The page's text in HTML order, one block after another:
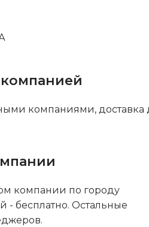
компаниями, доставка
компании по городу
- бесплатно. Остальные